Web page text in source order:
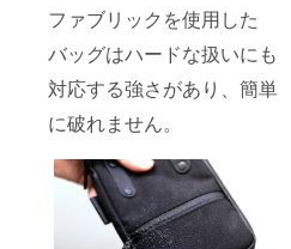
ファブリックを使用した
バッグはハードな扱いにも
対応する強さがあり、簡単
に破れません。